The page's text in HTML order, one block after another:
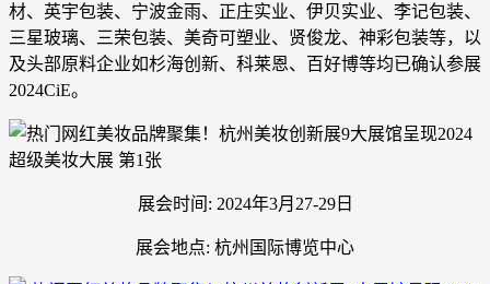
材、英宇包装、宁波金雨、正庄实业、伊贝实业、李记包装、
三星玻璃、三荣包装、美奇可塑业、贤俊龙、神彩包装等，以
及头部原料企业如杉海创新、科莱恩、百好博等均已确认参展
2024CiE。
展会时间: 2024年3月27-29日
展会地点: 杭州国际博览中心